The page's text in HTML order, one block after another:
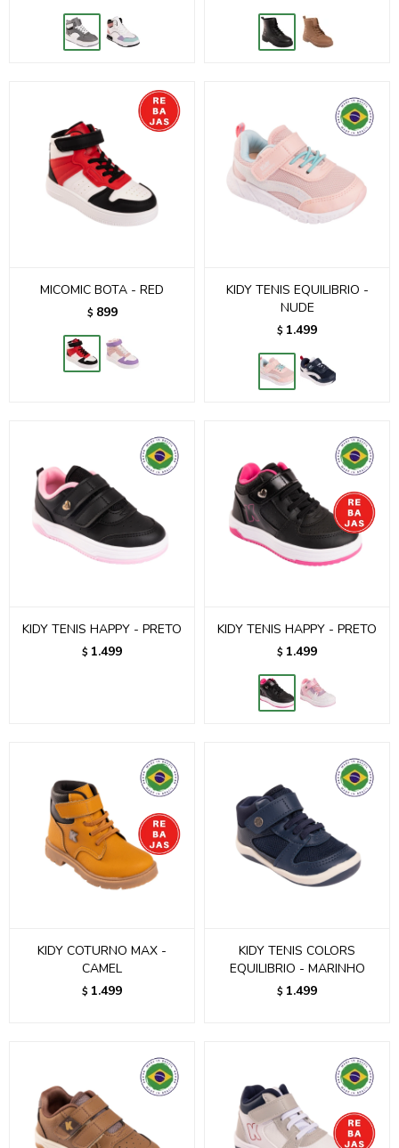
MICOMIC BOTA - RED
$ 899
KIDY TENIS EQUILIBRIO -
NUDE
$ 1.499
KIDY TENIS HAPPY - PRETO
$ 1.499
KIDY TENIS HAPPY - PRETO
$ 1.499
KIDY COTURNO MAX -
CAMEL
$ 1.499
KIDY TENIS COLORS
EQUILIBRIO - MARINHO
$ 1.499